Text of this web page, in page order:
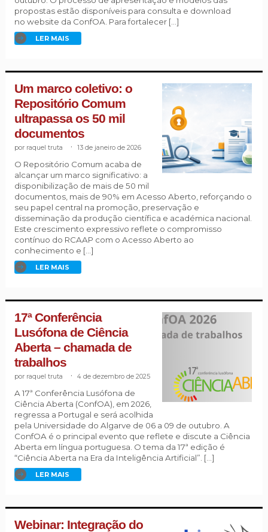
propostas estão disponíveis para consulta e download
no website da ConfOA. Para fortalecer […]
LER MAIS
Um marco coletivo: o
Repositório Comum
ultrapassa os 50 mil
documentos
raquel truta 13 de janeiro de 2026
O Repositório Comum acaba de
alcançar um marco significativo: a
disponibilização de mais de 50 mil
documentos, mais de 90% em Acesso Aberto, reforçando o
seu papel central na promoção, preservação e
disseminação da produção científica e académica nacional.
Este crescimento expressivo reflete o compromisso
contínuo do RCAAP com o Acesso Aberto ao
conhecimento e […]
LER MAIS
17ª Conferência
Lusófona de Ciência
Aberta – chamada de
trabalhos
raquel truta 4 de dezembro de 2025
A 17ª Conferência Lusófona de
Ciência Aberta (ConfOA), em 2026,
regressa a Portugal e será acolhida
pela Universidade do Algarve de 06 a 09 de outubro. A
ConfOA é o principal evento que reflete e discute a Ciência
Aberta em língua portuguesa. O tema da 17ª edição é
“Ciência Aberta na Era da Inteligência Artificial”. […]
LER MAIS
Webinar: Integração do